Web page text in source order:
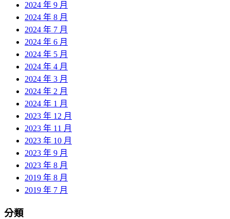
2024 年 9 月
2024 年 8 月
2024 年 7 月
2024 年 6 月
2024 年 5 月
2024 年 4 月
2024 年 3 月
2024 年 2 月
2024 年 1 月
2023 年 12 月
2023 年 11 月
2023 年 10 月
2023 年 9 月
2023 年 8 月
2019 年 8 月
2019 年 7 月
分類